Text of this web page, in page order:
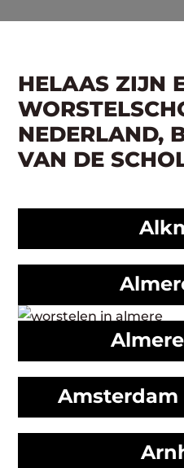
HELAAS ZIJN
NEDERLAND,
VAN DE
Amsterdam